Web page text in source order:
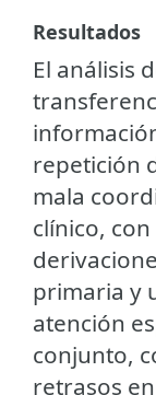
Resultados
El análisis
repetición
mala
clínico,
primaria y
atención
conjunto,
retrasos